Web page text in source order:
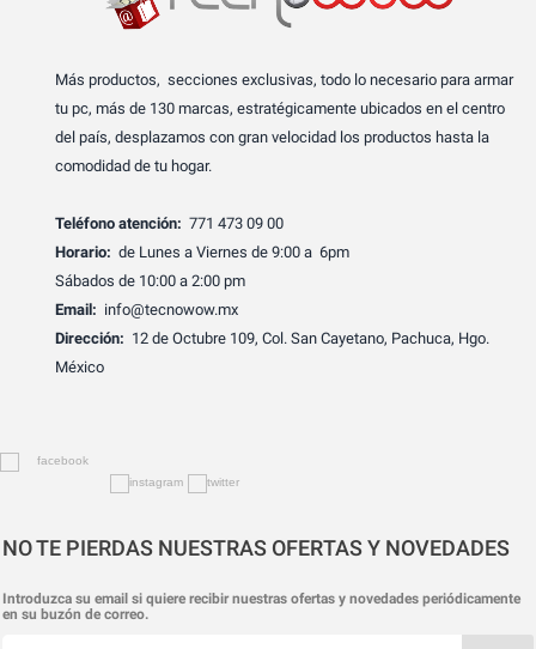
Más productos, secciones exclusivas, todo lo necesario para armar
tu pc, más de 130 marcas, estratégicamente ubicados en el centro
del país, desplazamos con gran velocidad los productos hasta la
comodidad de tu hogar.
Teléfono atención: 771 473 09 00
Horario: de Lunes a Viernes de 9:00 a 6pm
Sábados de 10:00 a 2:00 pm
Email: info@tecnowow.mx
Dirección: 12 de Octubre 109, Col. San Cayetano, Pachuca, Hgo.
México
NO TE PIERDAS NUESTRAS OFERTAS Y NOVEDADES
Introduzca su email si quiere recibir nuestras ofertas y novedades periódicamente
en su buzón de correo.